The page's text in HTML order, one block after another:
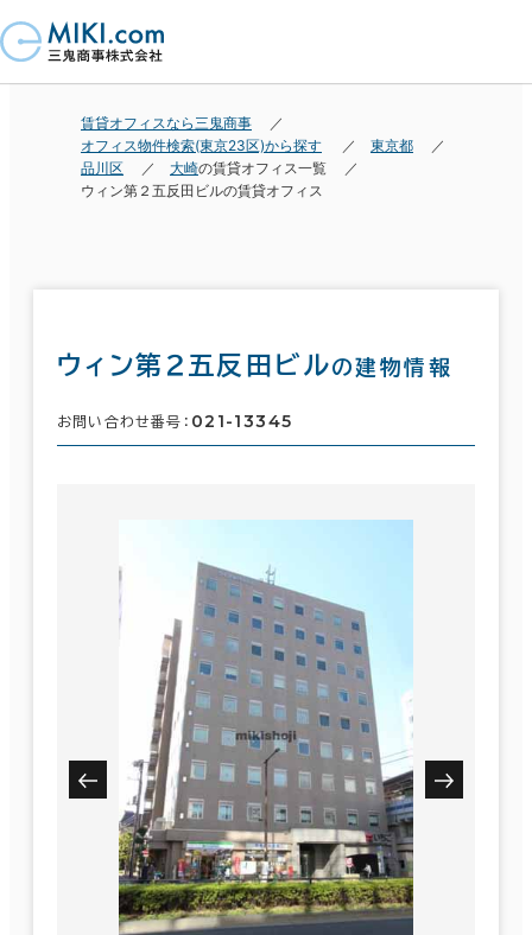
賃貸オフィスなら三鬼商事
オフィス物件検索(東京23区)から探す
東京都
品川区
大崎の賃貸オフィス一覧
ウィン第２五反田ビルの賃貸オフィス
ウィン第２五反田ビルの建物情報
お問い合わせ番号： 021-13345